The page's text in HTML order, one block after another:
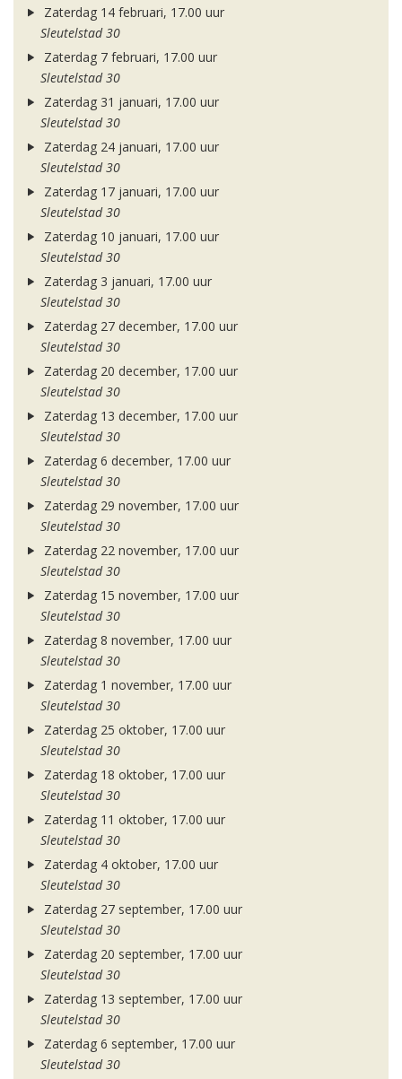
Zaterdag 14 februari, 17.00 uur
Sleutelstad 30
Zaterdag 7 februari, 17.00 uur
Sleutelstad 30
Zaterdag 31 januari, 17.00 uur
Sleutelstad 30
Zaterdag 24 januari, 17.00 uur
Sleutelstad 30
Zaterdag 17 januari, 17.00 uur
Sleutelstad 30
Zaterdag 10 januari, 17.00 uur
Sleutelstad 30
Zaterdag 3 januari, 17.00 uur
Sleutelstad 30
Zaterdag 27 december, 17.00 uur
Sleutelstad 30
Zaterdag 20 december, 17.00 uur
Sleutelstad 30
Zaterdag 13 december, 17.00 uur
Sleutelstad 30
Zaterdag 6 december, 17.00 uur
Sleutelstad 30
Zaterdag 29 november, 17.00 uur
Sleutelstad 30
Zaterdag 22 november, 17.00 uur
Sleutelstad 30
Zaterdag 15 november, 17.00 uur
Sleutelstad 30
Zaterdag 8 november, 17.00 uur
Sleutelstad 30
Zaterdag 1 november, 17.00 uur
Sleutelstad 30
Zaterdag 25 oktober, 17.00 uur
Sleutelstad 30
Zaterdag 18 oktober, 17.00 uur
Sleutelstad 30
Zaterdag 11 oktober, 17.00 uur
Sleutelstad 30
Zaterdag 4 oktober, 17.00 uur
Sleutelstad 30
Zaterdag 27 september, 17.00 uur
Sleutelstad 30
Zaterdag 20 september, 17.00 uur
Sleutelstad 30
Zaterdag 13 september, 17.00 uur
Sleutelstad 30
Zaterdag 6 september, 17.00 uur
Sleutelstad 30